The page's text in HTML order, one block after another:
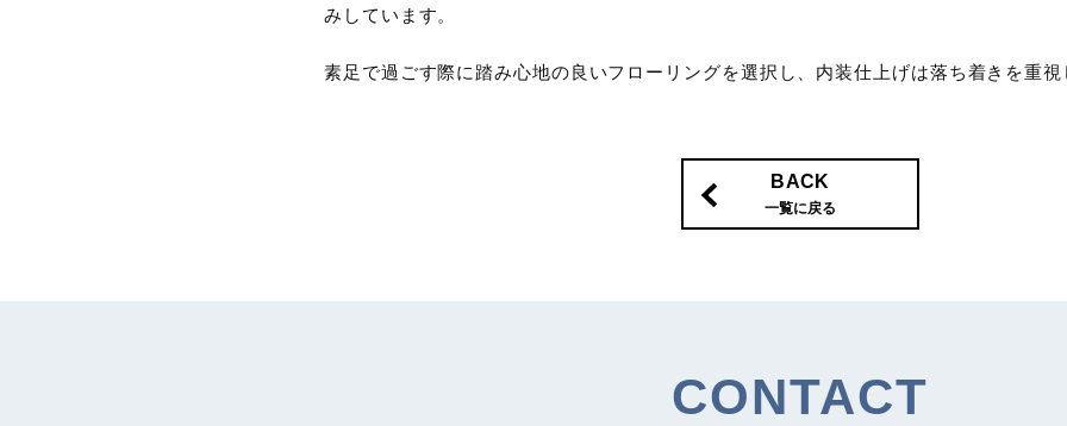
みしています。
素足で過ごす際に踏み心地の良いフローリングを選択し、内装仕上げは落ち着きを重視
BACK
一覧に戻る
CONTACT